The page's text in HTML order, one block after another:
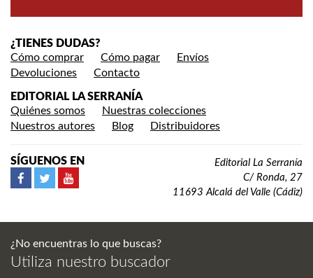
¿TIENES DUDAS?
Cómo comprar
Cómo pagar
Envíos
Devoluciones
Contacto
EDITORIAL LA SERRANÍA
Quiénes somos
Nuestras colecciones
Nuestros autores
Blog Distribuidores
SÍGUENOS EN
Editorial La Serranía
C/ Ronda, 27
11693 Alcalá del Valle (Cádiz)
¿No encuentras lo que buscas?
Utiliza nuestro buscador